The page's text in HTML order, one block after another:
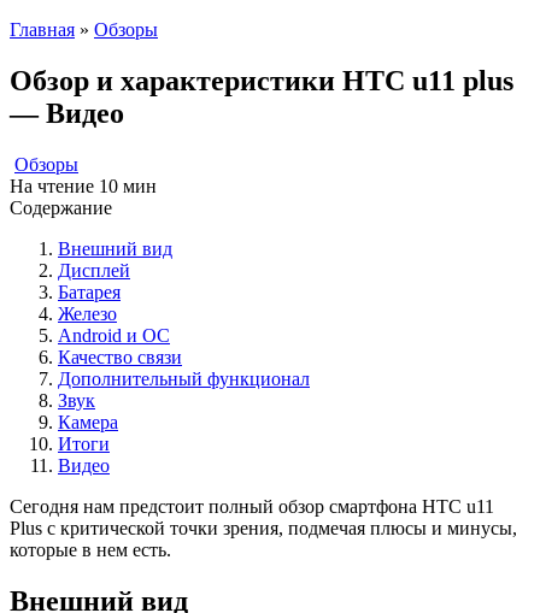
Главная » Обзоры
Обзор и характеристики HTC u11 plus
— Видео
Обзоры
На чтение 10 мин
Содержание
Внешний вид
Дисплей
Батарея
Железо
Android и ОС
Качество связи
Дополнительный функционал
Звук
Камера
Итоги
Видео
Сегодня нам предстоит полный обзор смартфона HTC u11
Plus с критической точки зрения, подмечая плюсы и минусы,
которые в нем есть.
Внешний вид